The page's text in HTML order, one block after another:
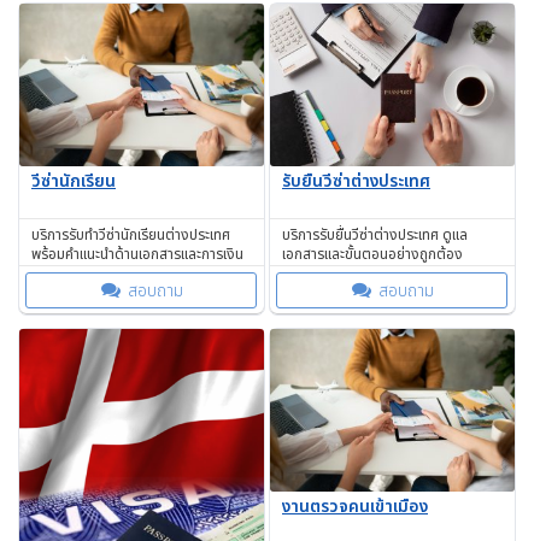
วีซ่านักเรียน
บริการรับทำวีซ่านักเรียนต่างประเทศ
พร้อมคำแนะนำด้านเอกสารและการเงิน
สอบถาม
รับยื่นวีซ่าต่างประเทศ
บริการรับยื่นวีซ่าต่างประเทศ ดูแล
เอกสารและขั้นตอนอย่างถูกต้อง
สอบถาม
งานตรวจคนเข้าเมือง